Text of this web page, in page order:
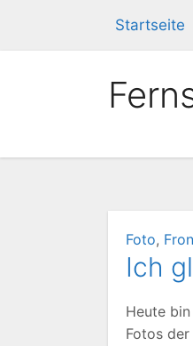
Startseite
Foto,
Ich
Heute
Fotos